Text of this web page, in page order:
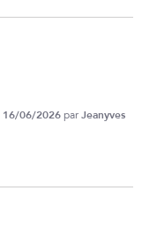
16/06/2026 parJeanyves